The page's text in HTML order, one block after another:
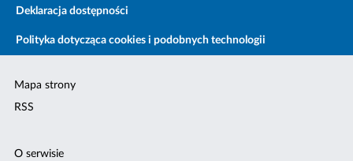
Deklaracja dostępności
Polityka dotycząca cookies i podobnych technologii
Mapa strony
RSS
O serwisie